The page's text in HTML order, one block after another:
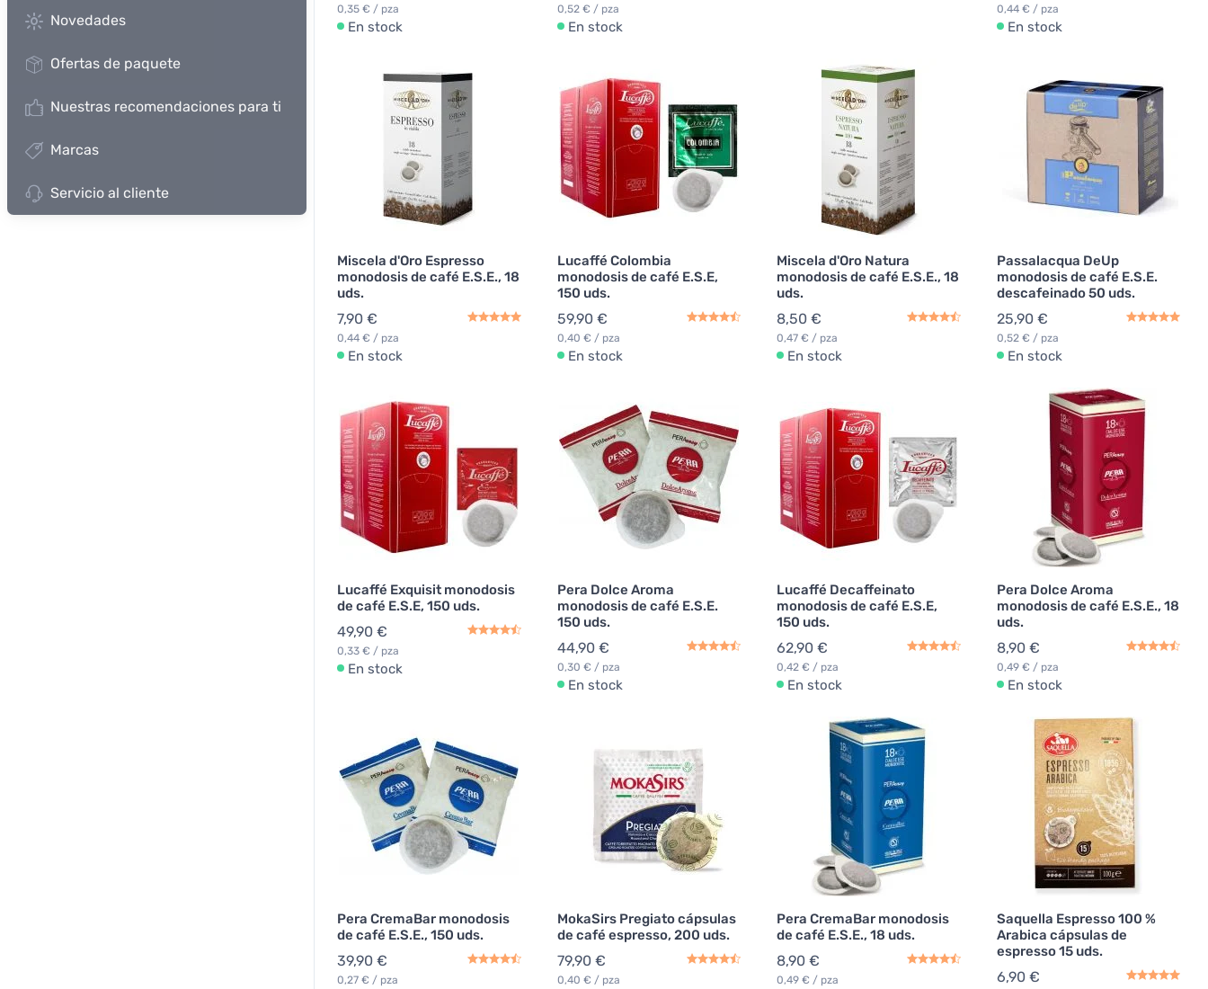
Novedades
Ofertas de paquete
Nuestras recomendaciones para ti
Marcas
Servicio al cliente
0,35 € / pza
En stock
0,52 € / pza
En stock
0,44 € / pza
En stock
Miscela d'Oro Espresso
monodosis de café E.S.E., 18
uds.
7,90 €
0,44 € / pza
En stock
Lucaffé Colombia
monodosis de café E.S.E,
150 uds.
59,90 €
0,40 € / pza
En stock
Miscela d'Oro Natura
monodosis de café E.S.E., 18
uds.
8,50 €
0,47 € / pza
En stock
Passalacqua DeUp
monodosis de café E.S.E.
descafeinado 50 uds.
25,90 €
0,52 € / pza
En stock
Lucaffé Exquisit monodosis
de café E.S.E, 150 uds.
49,90 €
0,33 € / pza
En stock
Pera Dolce Aroma
monodosis de café E.S.E.
150 uds.
44,90 €
0,30 € / pza
En stock
Lucaffé Decaffeinato
monodosis de café E.S.E,
150 uds.
62,90 €
0,42 € / pza
En stock
Pera Dolce Aroma
monodosis de café E.S.E., 18
uds.
8,90 €
0,49 € / pza
En stock
Pera CremaBar monodosis
de café E.S.E., 150 uds.
39,90 €
0,27 € / pza
MokaSirs Pregiato cápsulas
de café espresso, 200 uds.
79,90 €
0,40 € / pza
Pera CremaBar monodosis
de café E.S.E., 18 uds.
8,90 €
0,49 € / pza
Saquella Espresso 100 %
Arabica cápsulas de
espresso 15 uds.
6,90 €